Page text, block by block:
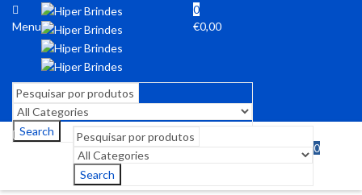
Menu
0
€0,00
Search
Search
0